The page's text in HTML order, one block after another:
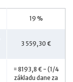
19 %
3 559,30 €
= 8193,8 € - (1/4
základu dane za